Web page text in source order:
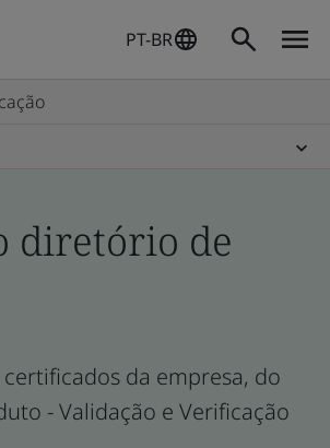
PT-BR
diretório de
da empresa, do
- Validação e Verificação